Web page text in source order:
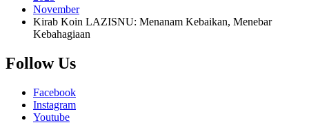
November
Kirab Koin LAZISNU: Menanam Kebaikan, Menebar
Kebahagiaan
Follow Us
Facebook
Instagram
Youtube